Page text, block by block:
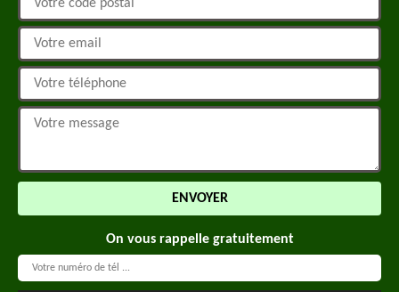
On vous rappelle gratuitement